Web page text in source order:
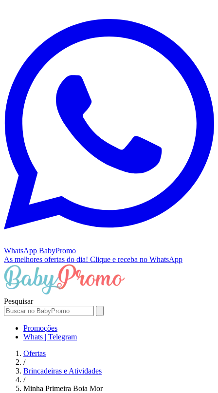
WhatsApp BabyPromo
As melhores ofertas do dia! Clique e receba no WhatsApp
Pesquisar
Promoções
Whats | Telegram
Ofertas
/
Brincadeiras e Atividades
/
Minha Primeira Boia Mor